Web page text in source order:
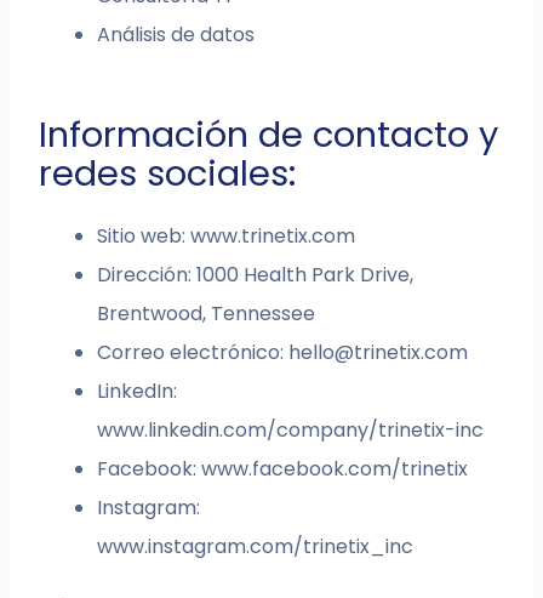
Análisis de datos
Información de contacto y
redes sociales:
Sitio web: www.trinetix.com
Dirección: 1000 Health Park Drive,
Brentwood, Tennessee
Correo electrónico: hello@trinetix.com
LinkedIn:
www.linkedin.com/company/trinetix-inc
Facebook: www.facebook.com/trinetix
Instagram:
www.instagram.com/trinetix_inc